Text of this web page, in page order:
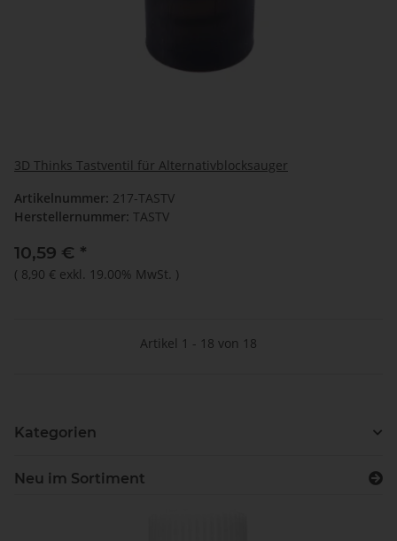
3D Thinks Tastventil für Alternativblocksauger
Artikelnummer: 217-TASTV
Herstellernummer: TASTV
10,59 € *
( 8,90 € exkl. 19.00% MwSt. )
Artikel 1 - 18 von 18
Kategorien
Neu im Sortiment